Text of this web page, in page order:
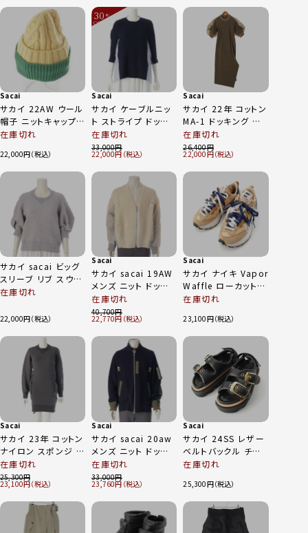
Sacai
サカイ 22AW ウール
帽子 ニットキャップ
22-0435S イエロー
在庫切れ
22,000
30%
OFF
Sacai
サカイ ケーブルニッ
ト ストライプ ドッキ
ング セーター トップ
ス ブラウス SCW-
108 ネイビー 1
在庫切れ
33,000
22,000
Sacai
サカイ 22年 コットン
MA-1 ドッキング パフ
スリーブ ワンピース
ドレス 22-06082 カ
ーキ 2
在庫切れ
26,400
22,000
サカイ sacai ビッグ
スリーブ リブ スウェ
ット トップス 23-
在庫切れ
22,000
Sacai
サカイ sacai 19AW
メンズ ニット ドッキ
ング ボンバージャケ
ット 19-04579 アイ
ボリー 3
在庫切れ
40,700
22,770
Sacai
サカイ ナイキ Vapor
Waffle ローカット
スニーカー シューズ
ジュ系 23cm
在庫切れ
23,100
Sacai
サカイ 23年 コットン
ナイロン スポンジ ス
ウェット ツイル ジッ
プ ドレス トップス
SCW-069 グレー 1
在庫切れ
25,300
23,100
Sacai
サカイ sacai 20aw
メンズ ニット ドッキ
ング ジャケット ブル
ゾン 20-02224M ネ
イビー 1
在庫切れ
33,000
23,760
Sacai
サカイ 24SS レザー
ベルトバックル チャ
ンキーソール 厚底 サ
ラック 37
在庫切れ
25,300